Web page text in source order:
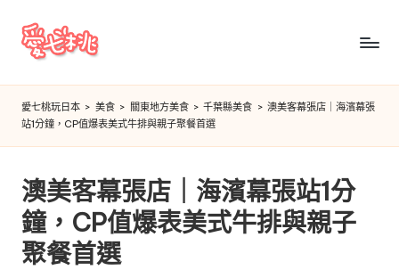
Skip
愛
七
桃
玩
日
本
愛七桃玩日本 > 美食 > 關東地方美食 > 千葉縣美食 > 澳美客幕張店｜海濱幕張
站1分鐘，CP值爆表美式牛排與親子聚餐首選
澳美客幕張店｜海濱幕張站1分
鐘，CP值爆表美式牛排與親子
聚餐首選